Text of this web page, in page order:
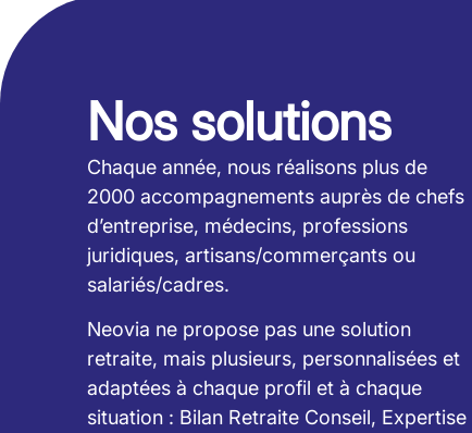
Nos solutions
Chaque année, nous réalisons plus de
2000 accompagnements auprès de chefs
d’entreprise, médecins, professions
juridiques, artisans/commerçants ou
salariés/cadres.
Neovia ne propose pas une solution
retraite, mais plusieurs, personnalisées et
adaptées à chaque profil et à chaque
situation : Bilan Retraite Conseil, Expertise